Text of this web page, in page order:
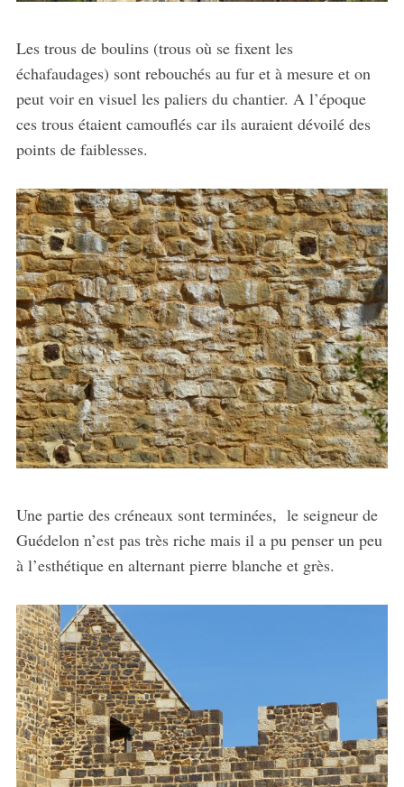
Les trous de boulins (trous où se fixent les
échafaudages) sont rebouchés au fur et à mesure et on
peut voir en visuel les paliers du chantier. A l’époque
ces trous étaient camouflés car ils auraient dévoilé des
points de faiblesses.
Une partie des créneaux sont terminées, le seigneur de
Guédelon n’est pas très riche mais il a pu penser un peu
à l’esthétique en alternant pierre blanche et grès.